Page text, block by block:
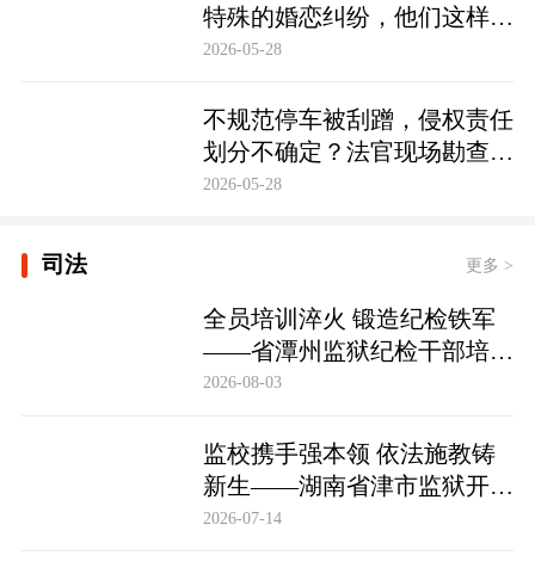
特殊的婚恋纠纷，他们这样化
解……
2026-05-28
不规范停车被刮蹭，侵权责任
划分不确定？法官现场勘查定
争纷
2026-05-28
司法 更多 >
全员培训淬火 锻造纪检铁军
——省潭州监狱纪检干部培训
实现全覆盖
2026-08-03
监校携手强本领 依法施教铸
新生——湖南省津市监狱开展
基层警察教育改造专项技能培
2026-07-14